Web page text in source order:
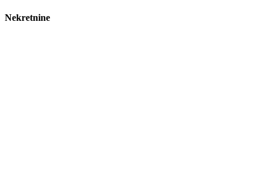
Nekretnine